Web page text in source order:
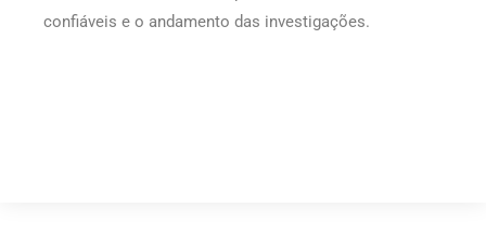
confiáveis e o andamento das investigações.